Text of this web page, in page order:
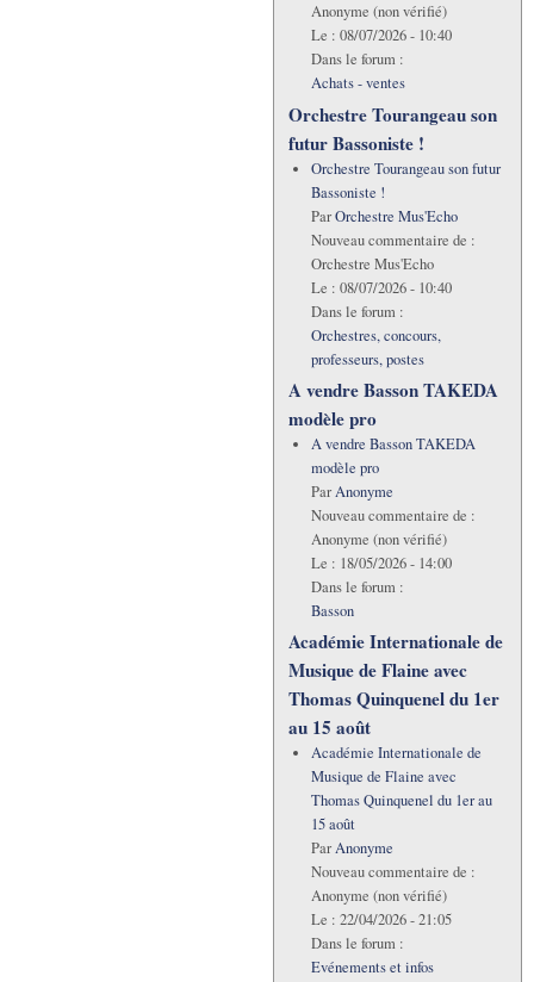
Anonyme (non vérifié)
Le : 08/07/2026 - 10:40
Dans le forum :
Achats - ventes
Orchestre Tourangeau son
futur Bassoniste !
Orchestre Tourangeau son futur
Bassoniste !
ParOrchestre Mus'Echo
Nouveau commentaire de :
Orchestre Mus'Echo
Le : 08/07/2026 - 10:40
Dans le forum :
Orchestres, concours,
professeurs, postes
A vendre Basson TAKEDA
modèle pro
A vendre Basson TAKEDA
modèle pro
ParAnonyme
Nouveau commentaire de :
Anonyme (non vérifié)
Le : 18/05/2026 - 14:00
Dans le forum :
Basson
Académie Internationale de
Musique de Flaine avec
Thomas Quinquenel du 1er
au 15 août
Académie Internationale de
Musique de Flaine avec
Thomas Quinquenel du 1er au
15 août
ParAnonyme
Nouveau commentaire de :
Anonyme (non vérifié)
Le : 22/04/2026 - 21:05
Dans le forum :
Evénements et infos